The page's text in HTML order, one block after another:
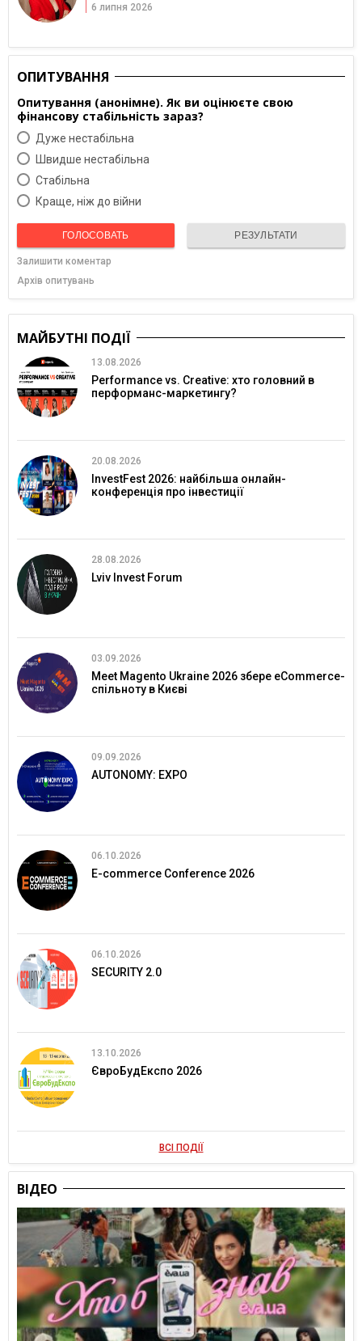
6 липня 2026
ОПИТУВАННЯ
Опитування (анонімне). Як ви оцінюєте свою
фінансову стабільність зараз?
Дуже нестабільна
Швидше нестабільна
Cтабільна
Краще, ніж до війни
ГОЛОСОВАТЬ РЕЗУЛЬТАТИ
Залишити коментар
Архів опитувань
МАЙБУТНІ ПОДІЇ
13.08.2026
Performance vs. Creative: хто головний в
перформанс-маркетингу?
20.08.2026
InvestFest 2026: найбільша онлайн-
конференція про інвестиції
28.08.2026
Lviv Invest Forum
03.09.2026
Meet Magento Ukraine 2026 збере eCommerce-
спільноту в Києві
09.09.2026
AUTONOMY: EXPO
06.10.2026
E-commerce Conference 2026
06.10.2026
SECURITY 2.0
13.10.2026
ЄвроБудЕкспо 2026
ВСІ ПОДІЇ
ВІДЕО